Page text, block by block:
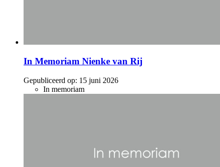
In Memoriam Nienke van Rij
Gepubliceerd op: 15 juni 2026
In memoriam